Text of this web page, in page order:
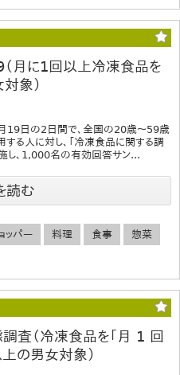
月に1回以上冷凍食品を
象）
19日の2日間で、全国の20歳～59歳
る人に対し、「冷凍食品に関する調
し、1,000名の有効回答サン...
読む
ッパー 料理 食事 惣菜
査（冷凍食品を「月 1 回
の男女対象）